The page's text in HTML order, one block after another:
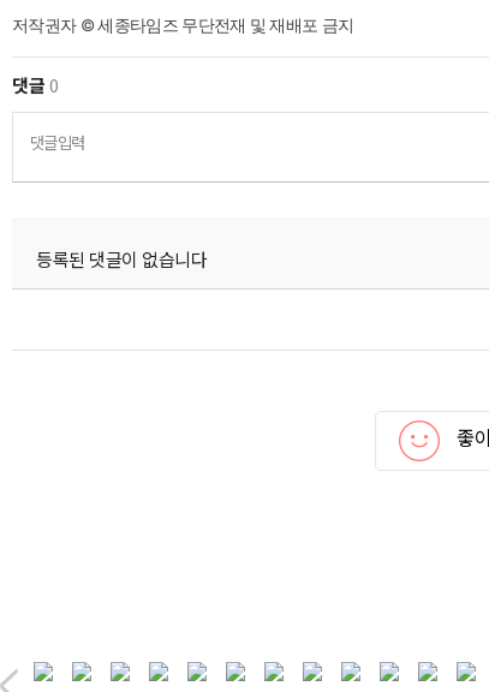
저작권자 © 세종타임즈 무단전재 및 재배포 금지
댓글0
댓글입력
등록된 댓글이 없습니다
좋